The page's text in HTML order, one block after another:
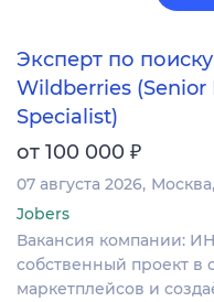
Эксперт по
Wildberries (Senior
Specialist)
от 100 000 ₽
07 августа 2026 Москва
Jobers
Вакансия компании:
собственный проект в
маркетплейсов и